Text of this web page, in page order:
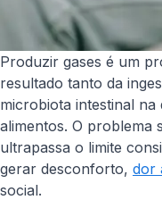
Produzir gases é um
resultado tanto da
microbiota intestinal na
alimentos. O problema
ultrapassa o limite
gerar desconforto, dor
social.